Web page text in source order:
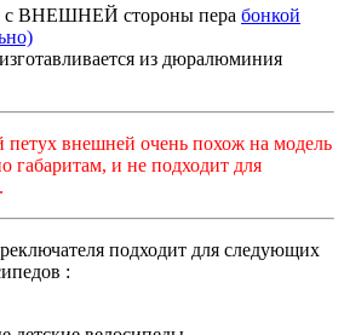
с ВНЕШНЕЙ стороны пера бонкой
из дюралюминия
внешней очень похож на модель
габаритам, и не подходит для
подходит для следующих
: